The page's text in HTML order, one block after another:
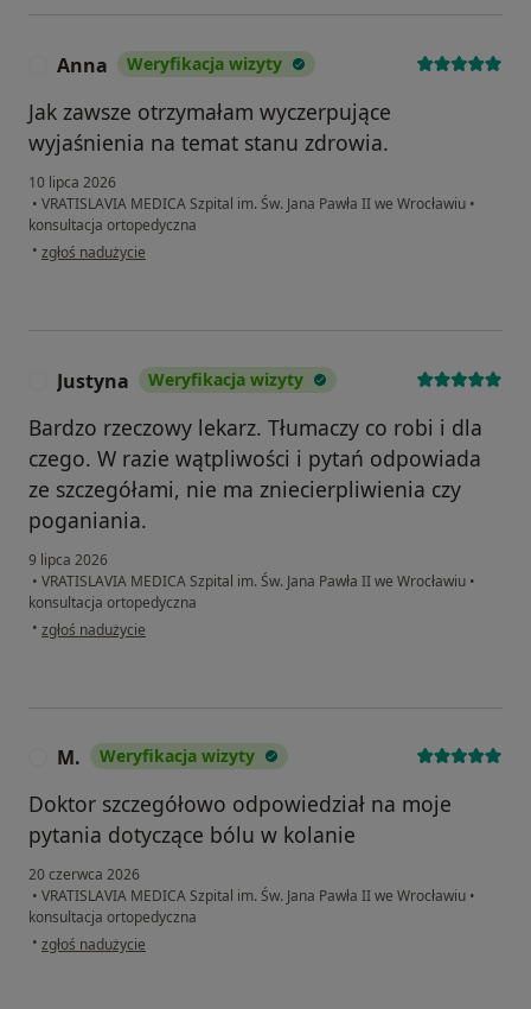
Anna Weryfikacja wizyty
Jak zawsze otrzymałam wyczerpujące
wyjaśnienia na temat stanu zdrowia.
10 lipca 2026
• VRATISLAVIA MEDICA Szpital im. Św. Jana Pawła II we Wrocławiu •
konsultacja ortopedyczna
• w opinii użytkownika Anna
zgłoś nadużycie
Justyna Weryfikacja wizyty
Bardzo rzeczowy lekarz. Tłumaczy co robi i dla
czego. W razie wątpliwości i pytań odpowiada
ze szczegółami, nie ma zniecierpliwienia czy
poganiania.
9 lipca 2026
• VRATISLAVIA MEDICA Szpital im. Św. Jana Pawła II we Wrocławiu •
konsultacja ortopedyczna
• w opinii użytkownika Justyna
zgłoś nadużycie
M. Weryfikacja wizyty
Doktor szczegółowo odpowiedział na moje
pytania dotyczące bólu w kolanie
20 czerwca 2026
• VRATISLAVIA MEDICA Szpital im. Św. Jana Pawła II we Wrocławiu •
konsultacja ortopedyczna
• w opinii użytkownika M.
zgłoś nadużycie